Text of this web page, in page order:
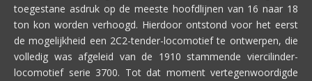
toegestane asdruk op de meeste hoofdlijnen van 16 naar 18
ton kon worden verhoogd. Hierdoor ontstond voor het eerst
de mogelijkheid een 2C2-tender-locomotief te ontwerpen, die
volledig was afgeleid van de 1910 stammende viercilinder-
locomotief serie 3700. Tot dat moment vertegenwoordigde